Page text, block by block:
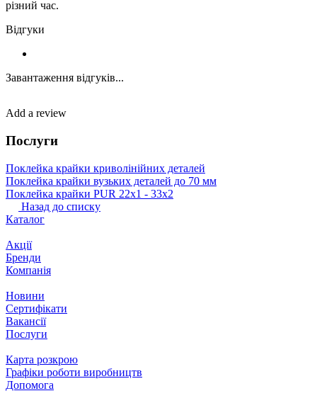
різний час.
Відгуки
Завантаження відгуків...
Add a review
Послуги
Поклейка крайки криволінійних деталей
Поклейка крайки вузьких деталей до 70 мм
Поклейка крайки PUR 22х1 ‐ 33х2
Назад до списку
Каталог
Акції
Бренди
Компанія
Новини
Сертифікати
Вакансії
Послуги
Карта розкрою
Графіки роботи виробництв
Допомога